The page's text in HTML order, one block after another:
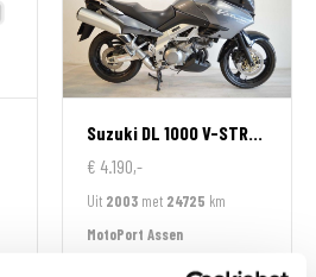
Suzuki DL 1000 V-STROM
€ 4.190,-
Uit 2003 met 24725 km
MotoPort Assen